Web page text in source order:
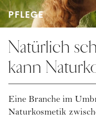
PFLEGE
Natürlich
kann
Eine Branche im
Naturkosmetik